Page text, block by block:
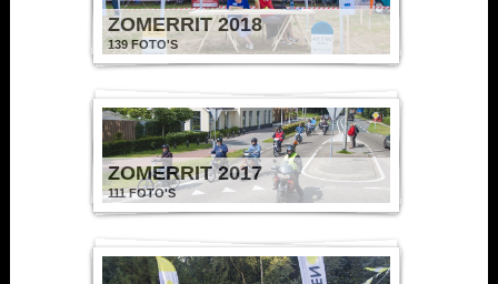
ZOMERRIT 2018
139 FOTO'S
ZOMERRIT 2017
111 FOTO'S